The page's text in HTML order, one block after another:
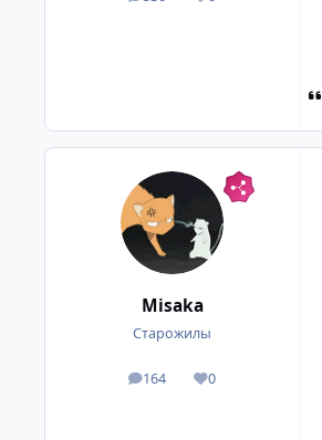
Misaka
Старожилы
164
посты 0
Репутация